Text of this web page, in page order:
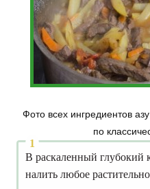
Фото всех ингредиентов
по
В раскаленный глубокий
налить любое